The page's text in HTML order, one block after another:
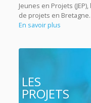
Jeunes en Projets
de projets en Bretagne.
En savoir plus
LES
PROJETS